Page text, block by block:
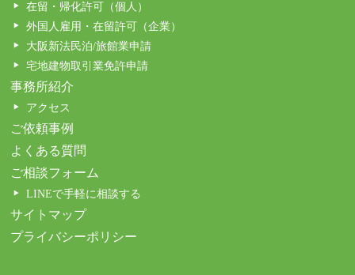
在留・帰化許可（個人）
外国人雇用・在留許可（企業）
大阪新法民泊/旅館業申請
宅地建物取引業免許申請
事務所紹介
アクセス
ご依頼事例
よくある質問
ご相談フォーム
LINEで手軽に相談する
サイトマップ
プライバシーポリシー